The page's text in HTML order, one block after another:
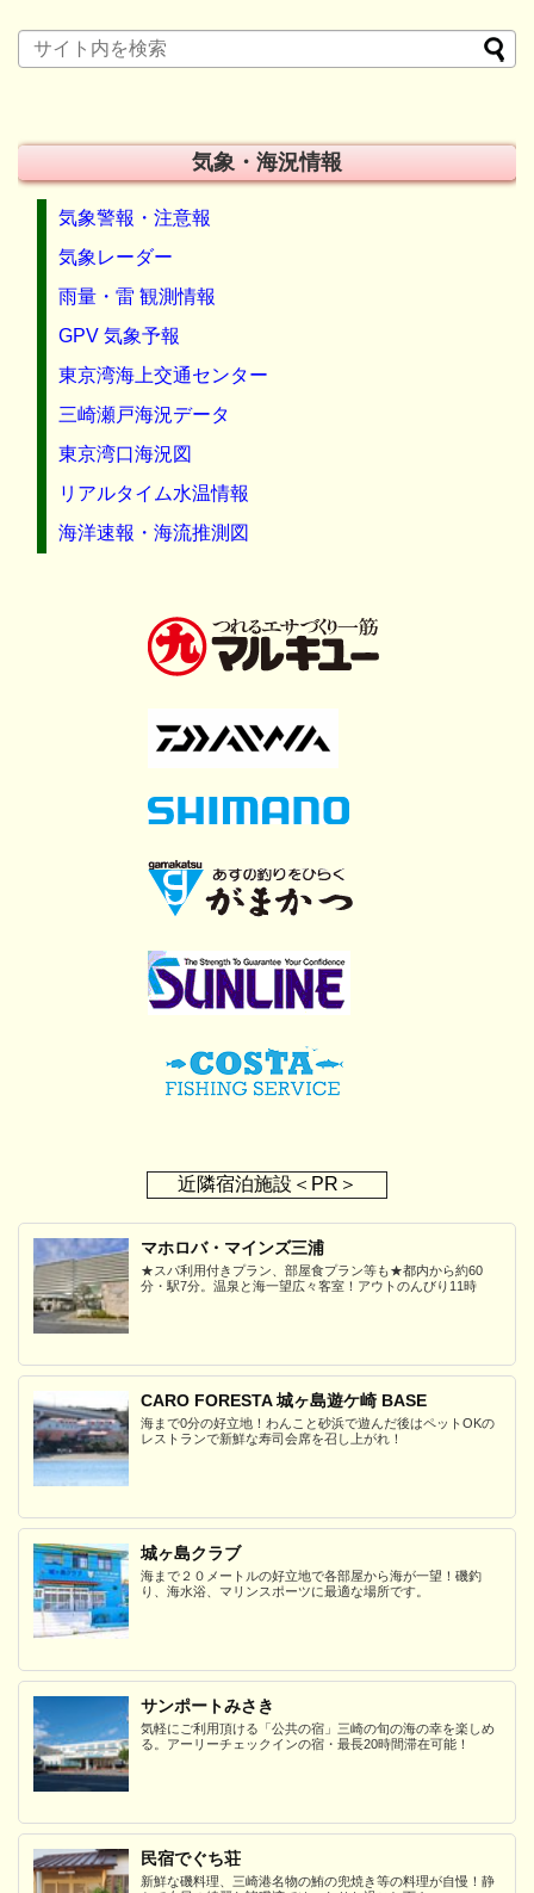
気象・海況情報
気象警報・注意報
気象レーダー
雨量・雷 観測情報
GPV 気象予報
東京湾海上交通センター
三崎瀬戸海況データ
東京湾口海況図
リアルタイム水温情報
海洋速報・海流推測図
近隣宿泊施設＜PR＞
マホロバ・マインズ三浦
★スパ利用付きプラン、部屋食プラン等も★都内から約60
分・駅7分。温泉と海一望広々客室！アウトのんびり11時
CARO FORESTA 城ヶ島遊ケ崎 BASE
海まで0分の好立地！わんこと砂浜で遊んだ後はペットOKの
レストランで新鮮な寿司会席を召し上がれ！
城ヶ島クラブ
海まで２０メートルの好立地で各部屋から海が一望！磯釣
り、海水浴、マリンスポーツに最適な場所です。
サンポートみさき
気軽にご利用頂ける「公共の宿」三崎の旬の海の幸を楽しめ
る。アーリーチェックインの宿・最長20時間滞在可能！
民宿でぐち荘
新鮮な磯料理、三崎港名物の鮪の兜焼き等の料理が自慢！静